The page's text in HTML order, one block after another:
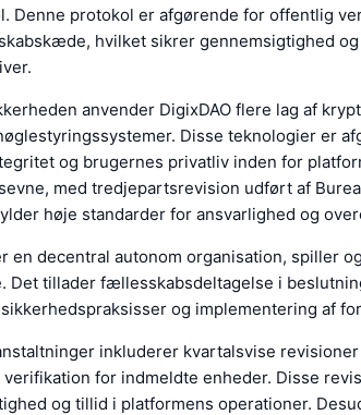
Denne protokol er afgørende for offentlig
hvilket sikrer gennemsigtighed
anvender DigixDAO flere lag af
Disse teknologier er
og brugernes privatliv inden for
med tredjepartsrevision udført af
høje standarder for ansvarlighed og
en decentral autonom organisation, spiller
Det tillader fællesskabsdeltagelse i
og implementering af
inkluderer kvartalsvise
verifikation for indmeldte enheder. Disse
og tillid i platformens operationer.